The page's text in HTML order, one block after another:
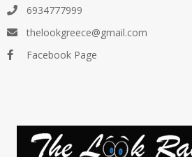
6934777999
thelookgreece@gmail.com
Facebook Page